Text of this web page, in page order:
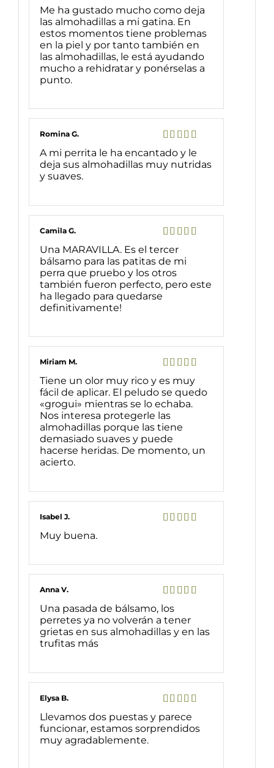
Valorado
con5de 5
Me ha gustado mucho como deja
las almohadillas a mi gatina. En
estos momentos tiene problemas
en la piel y por tanto también en
las almohadillas, le está ayudando
mucho a rehidratar y ponérselas a
punto.
Valorado
con 5de 5
Romina G.
A mi perrita le ha encantado y le
deja sus almohadillas muy nutridas
y suaves.
Valorado
con
de 5
Camila G.
Una MARAVILLA. Es el tercer
bálsamo para las patitas de mi
perra que pruebo y los otros
también fueron perfecto, pero este
ha llegado para quedarse
definitivamente!
Valorado
con 5de 5
Miriam M.
Tiene un olor muy rico y es muy
fácil de aplicar. El peludo se quedo
«grogui» mientras se lo echaba.
Nos interesa protegerle las
almohadillas porque las tiene
demasiado suaves y puede
hacerse heridas. De momento, un
acierto.
Isabel J.
Muy buena.
Valorado
con
Anna V.
Una pasada de bálsamo, los
perretes ya no volverán a tener
grietas en sus almohadillas y en las
trufitas más
Valorado
con5de 5
Elysa B.
Llevamos dos puestas y parece
funcionar, estamos sorprendidos
muy agradablemente.